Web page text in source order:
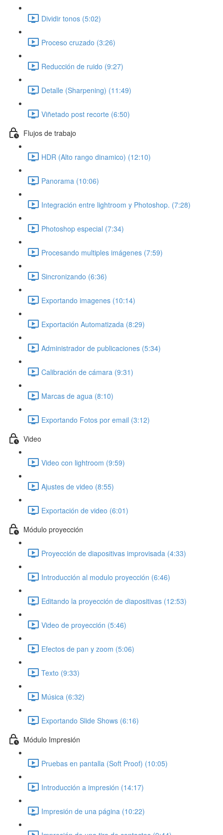
Dividir tonos (5:02)
Proceso cruzado (3:26)
Reducción de ruido (9:27)
Detalle (Sharpening) (11:49)
Viñetado post recorte (6:50)
Flujos de trabajo
HDR (Alto rango dinamico) (12:10)
Panorama (10:06)
Integración entre lightroom y Photoshop. (7:28)
Photoshop especial (7:34)
Procesando multiples imágenes (7:59)
Sincronizando (6:36)
Exportando imagenes (10:14)
Exportación Automatizada (8:29)
Administrador de publicaciones (5:34)
Calibración de cámara (9:31)
Marcas de agua (8:10)
Exportando Fotos por email (3:12)
Video
Video con lightroom (9:59)
Ajustes de video (8:55)
Exportación de video (6:01)
Módulo proyección
Proyección de diapositivas improvisada (4:33)
Introducción al modulo proyección (6:46)
Editando la proyección de diapositivas (12:53)
Video de proyección (5:46)
Efectos de pan y zoom (5:06)
Texto (9:33)
Música (6:32)
Exportando Slide Shows (6:16)
Módulo Impresión
Pruebas en pantalla (Soft Proof) (10:05)
Introducción a impresión (14:17)
Impresión de una página (10:22)